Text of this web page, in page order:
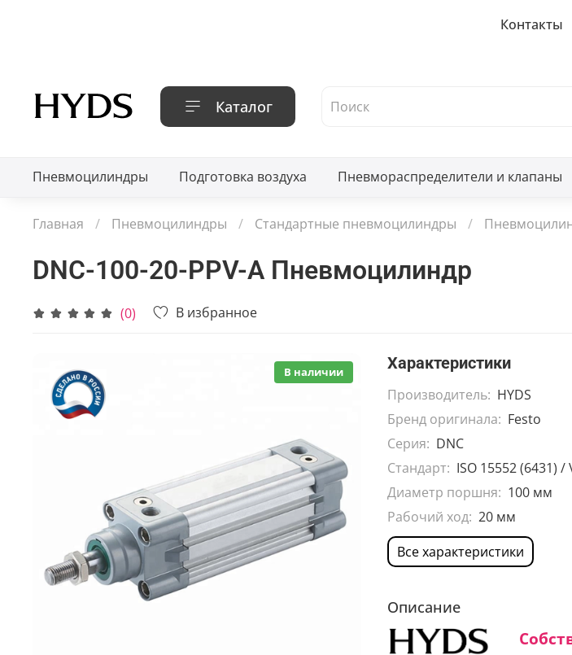
Контакты
Каталог
Пневмоцилиндры Подготовка воздуха Пневмораспределители и клапаны
Главная Пневмоцилиндры Стандартные пневмоцилиндры
DNC-100-20-PPV-A Пневмоцилиндр
(0) В избранное
В наличии Характеристики
Производитель: HYDS
Бренд оригинала: Festo
Серия: DNC
Стандарт: ISO 15552 (6431) /
Диаметр поршня: 100 мм
Рабочий ход: 20 мм
Все характеристики
Описание